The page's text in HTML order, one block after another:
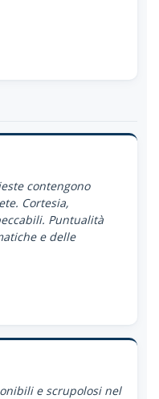
contengono
Cortesia,
Puntualità
e delle
e scrupolosi nel